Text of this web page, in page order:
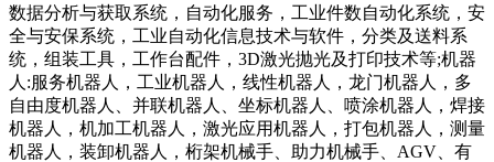
数据分析与获取系统，自动化服务，工业件数自动化系统，安
全与安保系统，工业自动化信息技术与软件，分类及送料系
统，组装工具，工作台配件，3D激光抛光及打印技术等;机器
人:服务机器人，工业机器人，线性机器人，龙门机器人，多
自由度机器人、并联机器人、坐标机器人、喷涂机器人，焊接
机器人，机加工机器人，激光应用机器人，打包机器人，测量
机器人，装卸机器人，桁架机械手、助力机械手、AGV、有